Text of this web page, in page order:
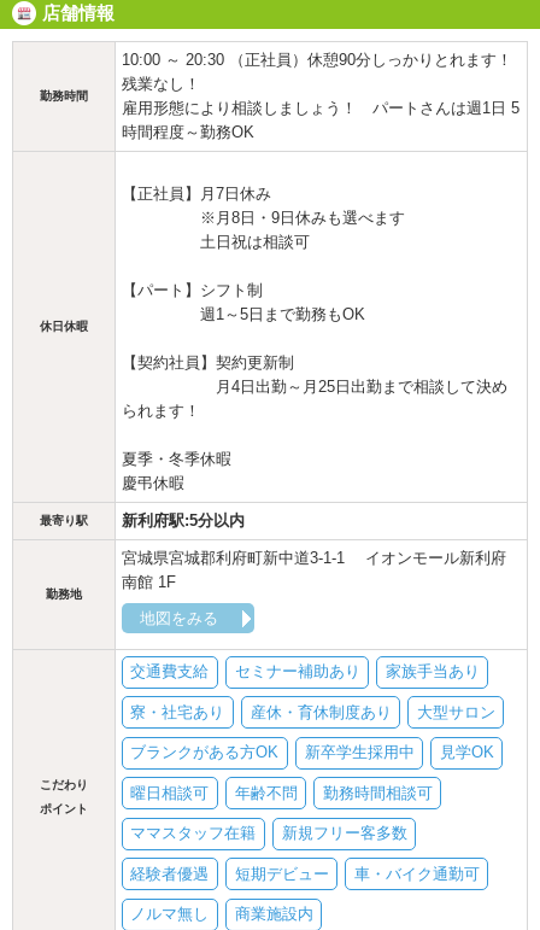
店舗情報
勤務時間
10:00 ～ 20:30 （正社員）休憩90分しっかりとれます！
残業なし！
雇用形態により相談しましょう！ パートさんは週1日 5
時間程度～勤務OK
休日休暇
【正社員】月7日休み
※月8日・9日休みも選べます
土日祝は相談可
【パート】シフト制
週1～5日まで勤務もOK
【契約社員】契約更新制
月4日出勤～月25日出勤まで相談して決め
られます！
夏季・冬季休暇
慶弔休暇
最寄り駅 新利府駅:5分以内
勤務地
宮城県宮城郡利府町新中道3-1-1 イオンモール新利府
南館 1F
地図をみる
こだわり
ポイント
交通費支給 セミナー補助あり 家族手当あり
寮・社宅あり 産休・育休制度あり 大型サロン
ブランクがある方OK 新卒学生採用中 見学OK
曜日相談可 年齢不問 勤務時間相談可
ママスタッフ在籍 新規フリー客多数
経験者優遇 短期デビュー 車・バイク通勤可
ノルマ無し 商業施設内